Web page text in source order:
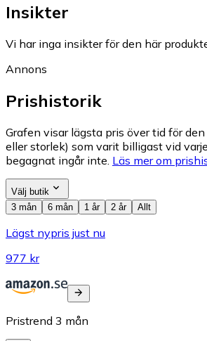
Insikter
Vi har inga insikter för den här
Annons
Prishistorik
Grafen visar lägsta pris över tid för
eller storlek) som varit billigast vid
begagnat ingår inte. Läs mer om
Välj butik
3 mån
6 mån 1 år 2 år Allt
Lägst nypris just nu
977 kr
Pristrend 3 mån